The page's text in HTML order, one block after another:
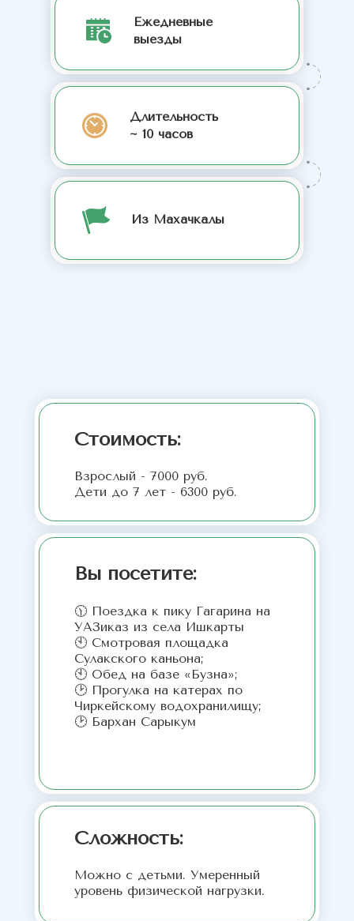
Длительность
~ 10 часов
Ежедневные
выезды
Из Махачкалы
🕦 Поездка к пику Гагарина на
УАЗиказ из села Ишкарты
🕙 Смотровая площадка
Сулакского каньона;
🕙 Обед на базе «Бузна»;
🕑 Прогулка на катерах по
Чиркейскому водохранилищу;
🕑 Бархан Сарыкум
Вы посетите:
Можно с детьми. Умеренный
уровень физической нагрузки.
Взрослый - 7000 руб.
Дети до 7 лет - 6300 руб.
Стоимость:
Сложность: